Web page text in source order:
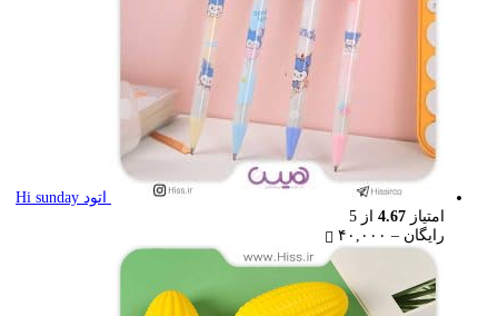
اتود Hi sunday
امتیاز 4.67 از 5
رایگان – ۴۰,۰۰۰
range:
رایگان
through
۴۰,۰۰۰ تومان